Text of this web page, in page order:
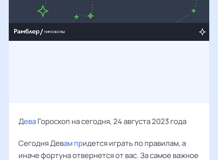
ДеваГороскоп на сегодня, 24 августа 2023 года
Сегодня Девам придется играть по правилам, а
иначе фортуна отвернется от вас. За самое важное